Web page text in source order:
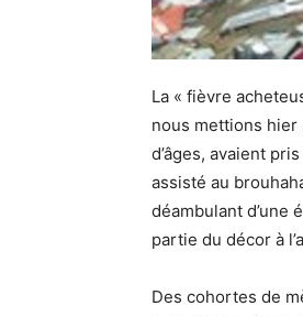
La « fièvre
nous mettions hier
d’âges, avaient
assisté au
déambulant d’une
partie du décor à
Des cohortes de